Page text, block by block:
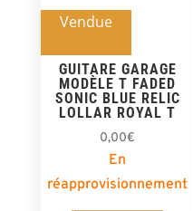
Vendue
GUITARE GARAGE
MODÈLE T FADED
SONIC BLUE RELIC
LOLLAR ROYAL T
0,00€
En
réapprovisionnement